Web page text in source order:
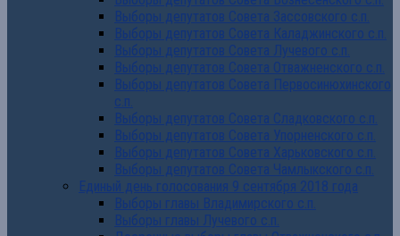
Выборы депутатов Совета Зассовского с.п.
Выборы депутатов Совета Каладжинского с.п.
Выборы депутатов Совета Лучевого с.п.
Выборы депутатов Совета Отважненского с.п.
Выборы депутатов Совета Первосинюхинского
с.п.
Выборы депутатов Совета Сладковского с.п.
Выборы депутатов Совета Упорненского с.п.
Выборы депутатов Совета Харьковского с.п.
Выборы депутатов Совета Чамлыкского с.п.
Единый день голосования 9 сентября 2018 года
Выборы главы Владимирского с.п.
Выборы главы Лучевого с.п.